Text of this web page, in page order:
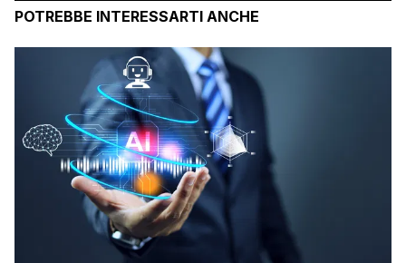
POTREBBE INTERESSARTI ANCHE